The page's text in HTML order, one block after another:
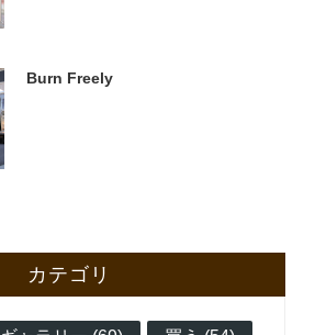
Burn Freely
カテゴリ